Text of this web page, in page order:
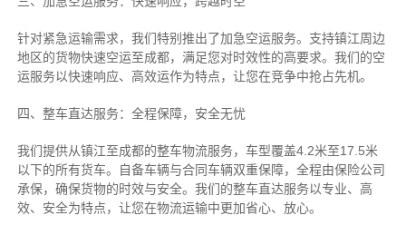
针对紧急运输需求，我们特别推出了加急空运服务。支持镇江周边
地区的货物快速空运至成都，满足您对时效性的高要求。我们的空
运服务以快速响应、高效运作为特点，让您在竞争中抢占先机。
四、整车直达服务：全程保障，安全无忧
我们提供从镇江至成都的整车物流服务，车型覆盖4.2米至17.5米
以下的所有货车。自备车辆与合同车辆双重保障，全程由保险公司
承保，确保货物的时效与安全。我们的整车直达服务以专业、高
效、安全为特点，让您在物流运输中更加省心、放心。